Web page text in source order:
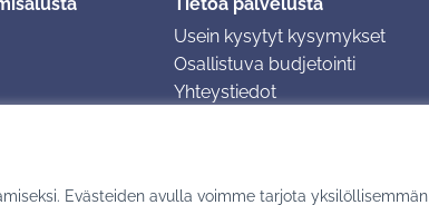
Evästeiden avulla voimme tarjota yksilöllisemmän
Usein kysytyt kysymykset
Osallistuva budjetointi
Yhteystiedot